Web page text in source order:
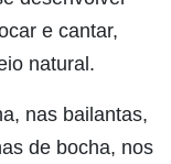
e cantar,
natural.
nas bailantas,
de bocha, nos